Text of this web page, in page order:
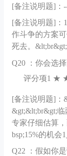
[备注说明题]：
[备注说明题]：
作斗争的方案
死去。
Q20 ：你会选
评分项1
[备注说明题]：
&gt;&lt;br&gt;
专家仔细估算
bsp;15%的机会
Q22 ：假如你